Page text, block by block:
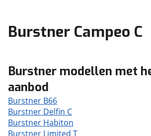
Burstner Campeo C
Burstner modellen met
aanbod
Burstner B66
Burstner Delfin C
Burstner Habiton
Burstner Limited T